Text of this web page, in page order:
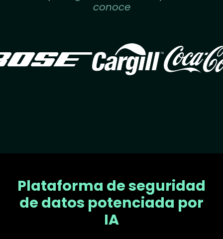
conoce
Image
Plataforma de seguridad
de datos potenciada por
IA